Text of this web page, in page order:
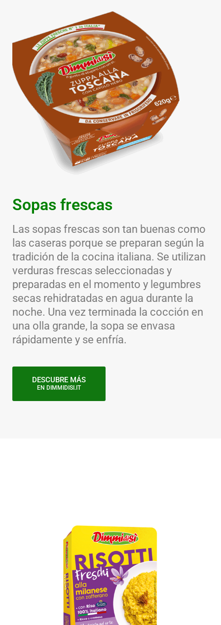
Sopas frescas
Las sopas frescas son tan buenas como
las caseras porque se preparan según la
tradición de la cocina italiana. Se utilizan
verduras frescas seleccionadas y
preparadas en el momento y legumbres
secas rehidratadas en agua durante la
noche. Una vez terminada la cocción en
una olla grande, la sopa se envasa
rápidamente y se enfría.
DESCUBRE MÁS
EN DIMMIDISI.IT